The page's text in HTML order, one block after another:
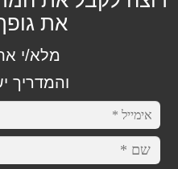
פוריות הגבר
את
מלא/י
והמדריך